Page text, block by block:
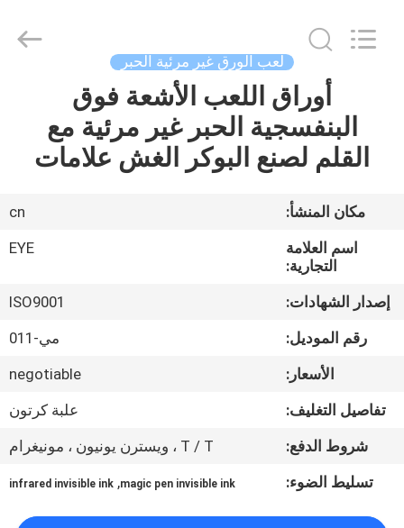
المنتجات
حول
جولة
المعمل
ضبط
الجودة
Center.
لعب الورق غير مرئية الحبر
أوراق اللعب الأشعة فوق
البنفسجية الحبر غير مرئية مع
القلم لصنع البوكر الغش علامات
مكان المنشأ:
cn
اسم العلامة
التجارية:
EYE
إصدار الشهادات:
ISO9001
رقم الموديل:
مي-011
الأسعار:
negotiable
تفاصيل التغليف:
علبة كرتون
شروط الدفع:
T / T ، ويسترن يونيون ، مونيغرام
تسليط الضوء:
magic pen invisible ink
,
infrared invisible ink